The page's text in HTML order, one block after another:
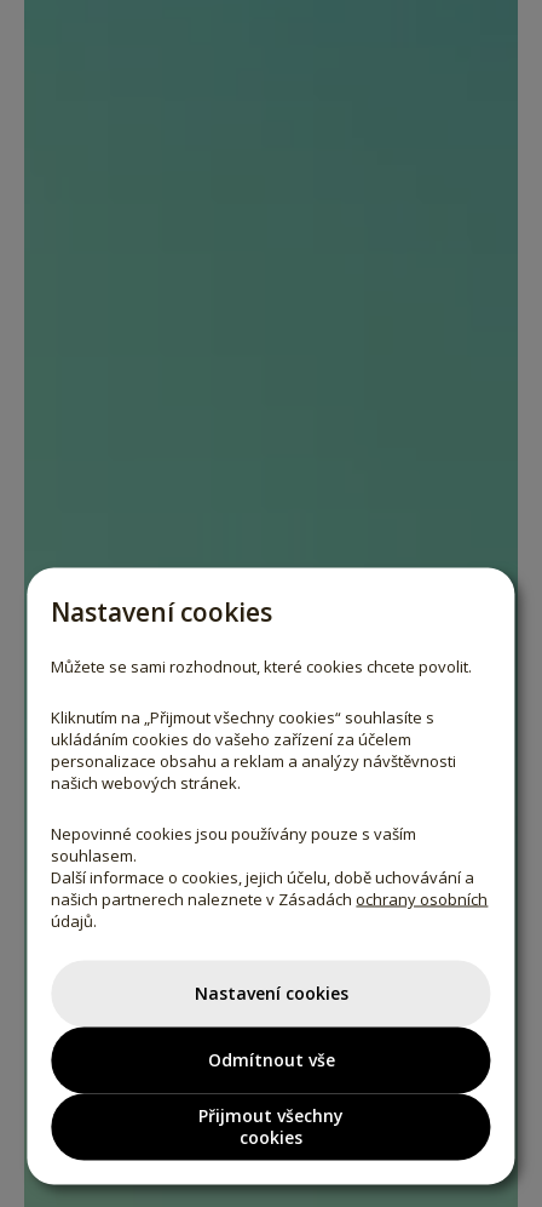
Nastavení cookies
Můžete se sami rozhodnout, které cookies chcete povolit.
Kliknutím na „Přijmout všechny cookies“ souhlasíte s
ukládáním cookies do vašeho zařízení za účelem
personalizace obsahu a reklam a analýzy návštěvnosti
našich webových stránek.
Nepovinné cookies jsou používány pouze s vaším
souhlasem.
Další informace o cookies, jejich účelu, době uchovávání a
našich partnerech naleznete v Zásadáchochrany osobních
údajů.
Nastavení cookies
Odmítnout vše
Přijmout všechny
cookies